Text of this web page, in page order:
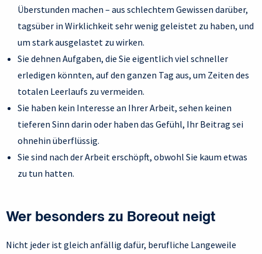
Überstunden machen – aus schlechtem Gewissen darüber,
tagsüber in Wirklichkeit sehr wenig geleistet zu haben, und
um stark ausgelastet zu wirken.
Sie dehnen Aufgaben, die Sie eigentlich viel schneller
erledigen könnten, auf den ganzen Tag aus, um Zeiten des
totalen Leerlaufs zu vermeiden.
Sie haben kein Interesse an Ihrer Arbeit, sehen keinen
tieferen Sinn darin oder haben das Gefühl, Ihr Beitrag sei
ohnehin überflüssig.
Sie sind nach der Arbeit erschöpft, obwohl Sie kaum etwas
zu tun hatten.
Wer besonders zu Boreout neigt
Nicht jeder ist gleich anfällig dafür, berufliche Langeweile